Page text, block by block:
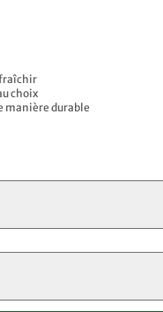
choix
manière durable